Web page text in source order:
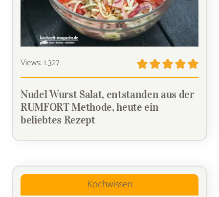
Views: 1.327
Nudel Wurst Salat, entstanden aus der
RUMFORT Methode, heute ein
beliebtes Rezept
Kochwissen